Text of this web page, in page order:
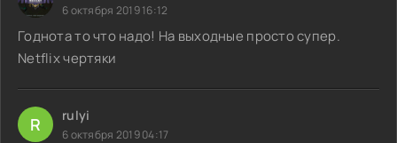
6 октября 2019 16:12
Годнота то что надо! На выходные просто супер.
Netflix чертяки
R rulyi
6 октября 2019 04:17